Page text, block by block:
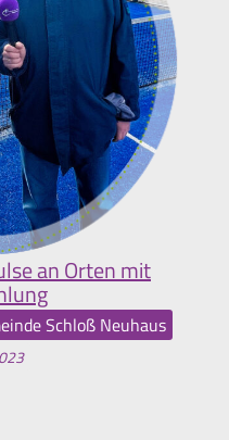
an Orten mit
Schloß Neuhaus